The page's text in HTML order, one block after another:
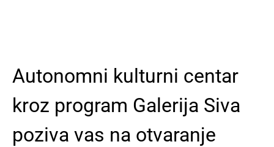
Autonomni kulturni centar
kroz program Galerija Siva
poziva vas na otvaranje